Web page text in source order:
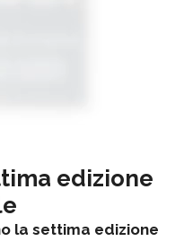
edizione
la settima edizione